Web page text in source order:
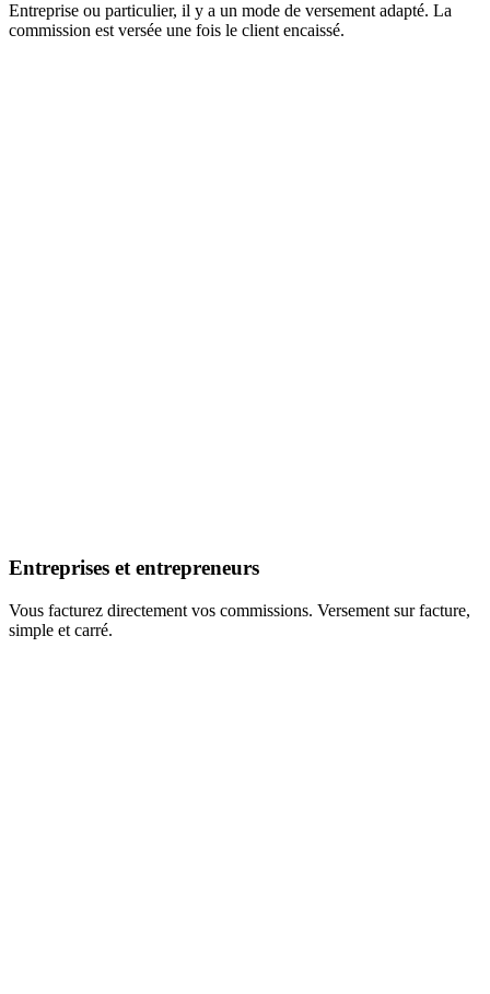
Entreprise ou particulier, il y a un mode de versement adapté. La
commission est versée une fois le client encaissé.
Entreprises et entrepreneurs
Vous facturez directement vos commissions. Versement sur facture,
simple et carré.